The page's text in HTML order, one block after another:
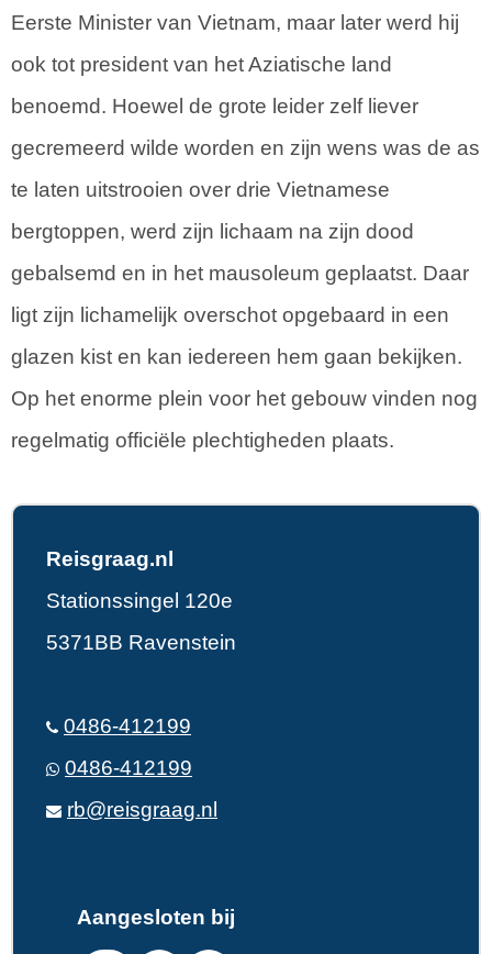
Eerste Minister van Vietnam, maar later werd hij
ook tot president van het Aziatische land
benoemd. Hoewel de grote leider zelf liever
gecremeerd wilde worden en zijn wens was de as
te laten uitstrooien over drie Vietnamese
bergtoppen, werd zijn lichaam na zijn dood
gebalsemd en in het mausoleum geplaatst. Daar
ligt zijn lichamelijk overschot opgebaard in een
glazen kist en kan iedereen hem gaan bekijken.
Op het enorme plein voor het gebouw vinden nog
regelmatig officiële plechtigheden plaats.
Reisgraag.nl
Stationssingel 120e
5371BB Ravenstein
0486-412199
0486-412199
rb@reisgraag.nl
Aangesloten bij